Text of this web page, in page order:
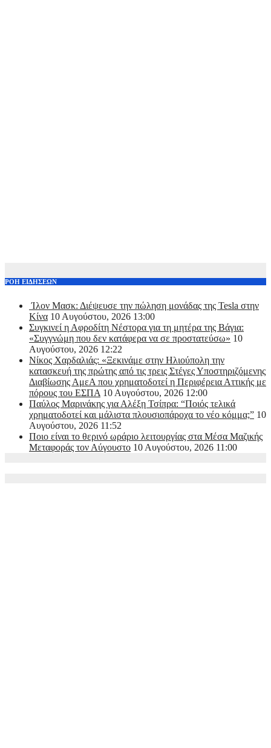
ΡΟΗ ΕΙΔΗΣΕΩΝ
Ίλον Μασκ: Διέψευσε την πώληση μονάδας της Tesla στην
Κίνα 10 Αυγούστου, 2026 13:00
Συγκινεί η Αφροδίτη Νέστορα για τη μητέρα της Βάγια:
«Συγγνώμη που δεν κατάφερα να σε προστατεύσω» 10
Αυγούστου, 2026 12:22
Νίκος Χαρδαλιάς: «Ξεκινάμε στην Ηλιούπολη την
κατασκευή της πρώτης από τις τρεις Στέγες Υποστηριζόμενης
Διαβίωσης ΑμεΑ που χρηματοδοτεί η Περιφέρεια Αττικής με
πόρους του ΕΣΠΑ 10 Αυγούστου, 2026 12:00
Παύλος Μαρινάκης για Αλέξη Τσίπρα: “Ποιός τελικά
χρηματοδοτεί και μάλιστα πλουσιοπάροχα το νέο κόμμα;” 10
Αυγούστου, 2026 11:52
Ποιο είναι το θερινό ωράριο λειτουργίας στα Μέσα Μαζικής
Μεταφοράς τον Αύγουστο 10 Αυγούστου, 2026 11:00